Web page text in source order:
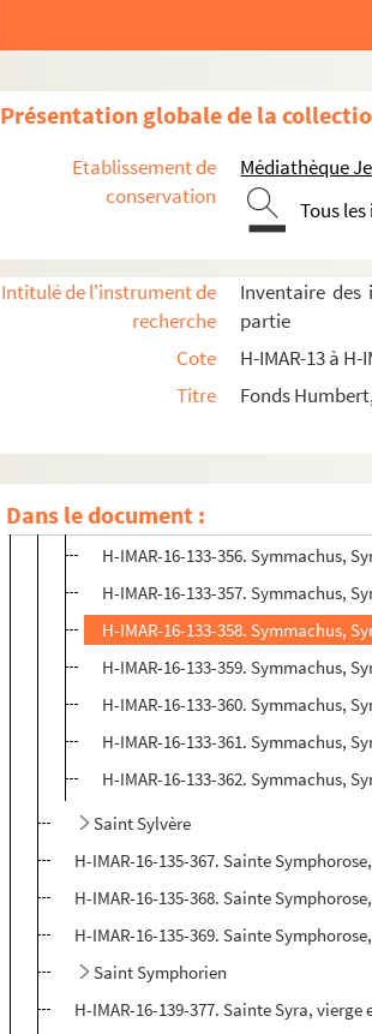
Présentation globale de la
Etablissement de
conservation
Médiathèque
Tous
Intitulé de l'instrument de
recherche
Inventaire des
partie
Cote
H-IMAR-13 à H-
Titre
Fonds
Dans le document :
Saints Simon et Siméon
H-IMAR-16-125-336. Saint Sidoine
H-IMAR-16-125-337. Saint Sidoine
H-IMAR-16-127-339. Sainte
H-IMAR-16-128-340. Sainte Synclétique
H-IMAR-16-128-341. Sainte Synclétique
Saint Sisienne, abbé
Symmachus, Symmetritus, Syggon,
H-IMAR-16-133-356. Symmachus,
H-IMAR-16-133-357. Symmachus,
H-IMAR-16-133-358. Symmachus,
H-IMAR-16-133-359. Symmachus,
H-IMAR-16-133-360. Symmachus,
H-IMAR-16-133-361. Symmachus,
H-IMAR-16-133-362. Symmachus,
Saint Sylvère
H-IMAR-16-135-367. Sainte
H-IMAR-16-135-368. Sainte
H-IMAR-16-135-369. Sainte
Saint Symphorien
H-IMAR-16-139-377. Sainte Syra, vierge